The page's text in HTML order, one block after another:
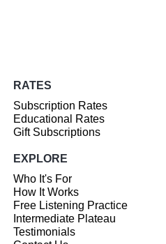
RATES
Subscription Rates
Educational Rates
Gift Subscriptions
EXPLORE
Who It's For
How It Works
Free Listening Practice
Intermediate Plateau
Testimonials